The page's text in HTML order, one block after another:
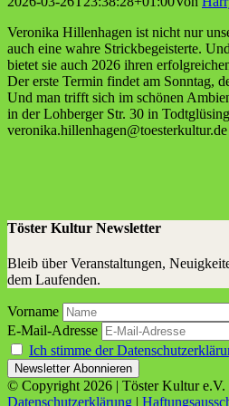
Vero­ni­ka Hil­len­ha­gen ist nicht nur
auch eine wah­re Strick­be­geis­ter­te.
bie­tet sie auch 2026 ihren
Der ers­te Ter­min fin­det am Sonn­tag,
Und man trifft sich im schö­nen
in der Loh­ber­ger Str. 30 in
veronika.hillenhagen@toesterkultur.de
Töster Kultur Newsletter
Bleib über Veranstaltungen,
dem Laufenden.
Vorname
E-Mail-Adresse
Ich stimme der
© Copyright 2026 | Töster Kultur e.V.
Datenschutzerklärung |